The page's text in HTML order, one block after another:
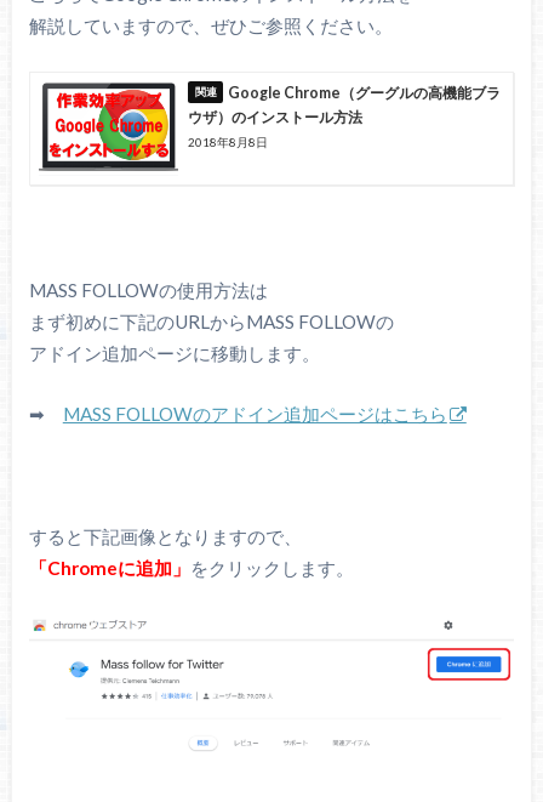
解説していますので、ぜひご参照ください。
Google Chrome（グーグルの高機能ブラ
ウザ）のインストール方法
2018年8月8日
MASS FOLLOWの使用方法は
まず初めに下記のURLからMASS FOLLOWの
アドイン追加ページに移動します。
➡ MASS FOLLOWのアドイン追加ページはこちら
すると下記画像となりますので、
「Chromeに追加」 をクリックします。